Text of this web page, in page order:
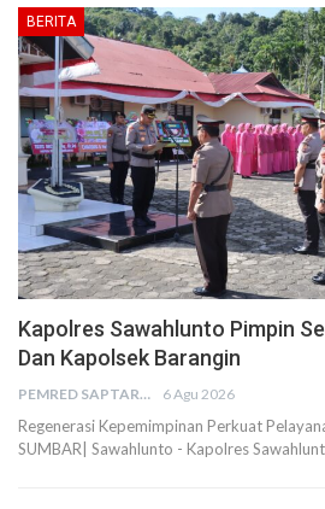
BERITA
Kapolres Sawahlunto Pimpin
Dan Kapolsek Barangin
PEMRED SAPTARIUS 6 Agu 2026
Regenerasi Kepemimpinan Perkuat
SUMBAR| Sawahlunto - Kapolres